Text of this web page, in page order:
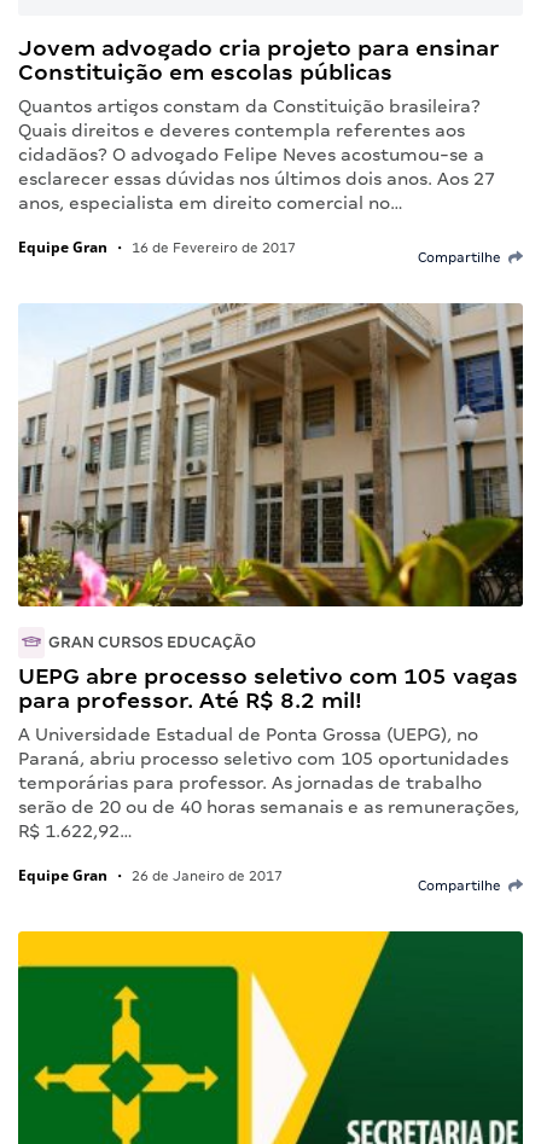
Jovem advogado cria projeto para ensinar
Constituição em escolas públicas
Quantos artigos constam da Constituição brasileira?
Quais direitos e deveres contempla referentes aos
cidadãos? O advogado Felipe Neves acostumou-se a
esclarecer essas dúvidas nos últimos dois anos. Aos 27
anos, especialista em direito comercial no…
Equipe Gran • 16 de Fevereiro de 2017
Compartilhe
GRAN CURSOS EDUCAÇÃO
UEPG abre processo seletivo com 105 vagas
para professor. Até R$ 8.2 mil!
A Universidade Estadual de Ponta Grossa (UEPG), no
Paraná, abriu processo seletivo com 105 oportunidades
temporárias para professor. As jornadas de trabalho
serão de 20 ou de 40 horas semanais e as remunerações,
R$ 1.622,92…
Equipe Gran • 26 de Janeiro de 2017
Compartilhe